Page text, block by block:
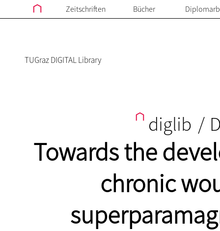
Zeitschriften Bücher
TUGraz DIGITAL Library
diglib /
Towards the
chronic